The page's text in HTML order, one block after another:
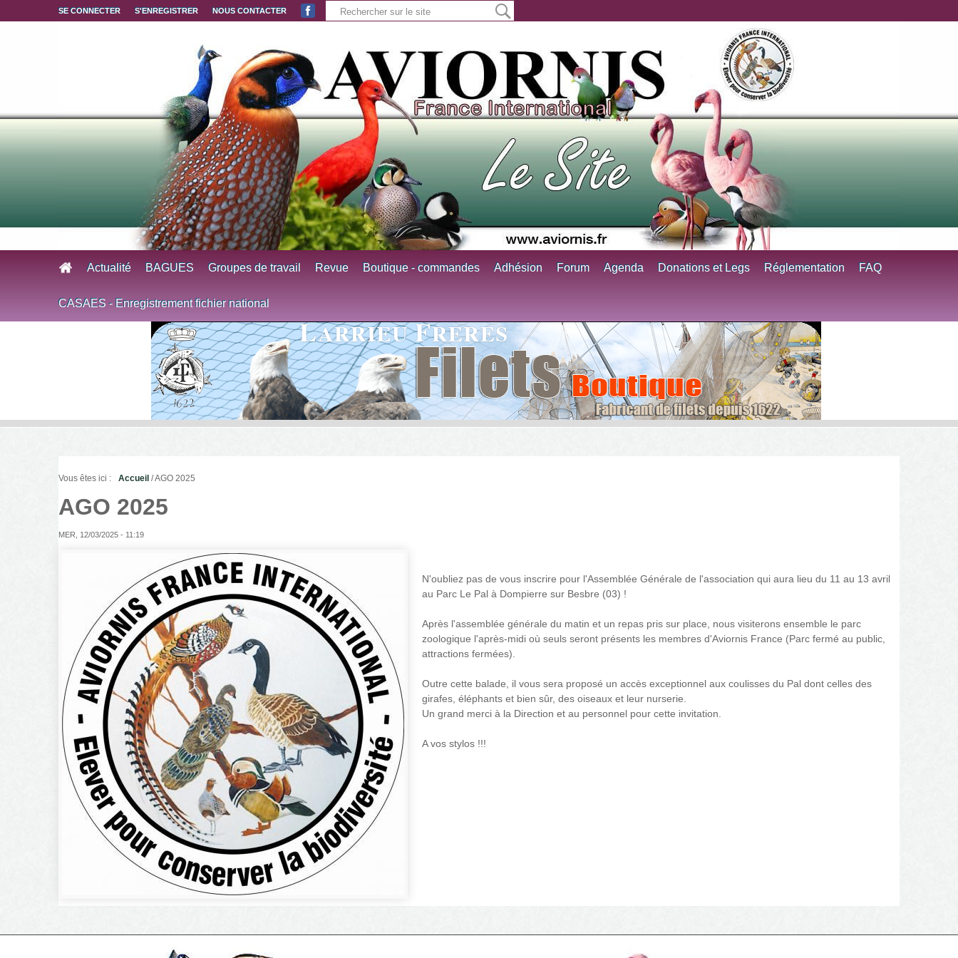
Aller au contenu principal
SE CONNECTER S'ENREGISTRER NOUS CONTACTER
Actualité BAGUES Groupes de travail Revue Boutique - commandes Adhésion Forum Agenda Donations et Legs Réglementation FAQ
CASAES - Enregistrement fichier national
Vous êtes ici : Accueil / AGO 2025
AGO 2025
MER, 12/03/2025 - 11:19
N'oubliez pas de vous inscrire pour l'Assemblée Générale de l'association qui aura lieu du 11 au 13 avril
au Parc Le Pal à Dompierre sur Besbre (03) !
Après l'assemblée générale du matin et un repas pris sur place, nous visiterons ensemble le parc
zoologique l'après-midi où seuls seront présents les membres d'Aviornis France (Parc fermé au public,
attractions fermées).
Outre cette balade, il vous sera proposé un accès exceptionnel aux coulisses du Pal dont celles des
girafes, éléphants et bien sûr, des oiseaux et leur nurserie.
Un grand merci à la Direction et au personnel pour cette invitation.
A vos stylos !!!